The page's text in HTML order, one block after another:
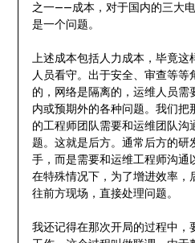
之一——成本，对于国内的三大
是一个问题。
上述成本包括人力成本，毕竟这
人员看守。出于安全、审查等等
的，网络是隔离的，运维人员需
内或预期外的各种问题。我们把
的工程师团队需要和运维团队沟
题。这就是后方。通常后方的研
手，而是需要和运维工程师沟通
在特殊情况下，为了增进效率，
往前方现场，直接处理问题。
我还记得在那次开局的过程中，